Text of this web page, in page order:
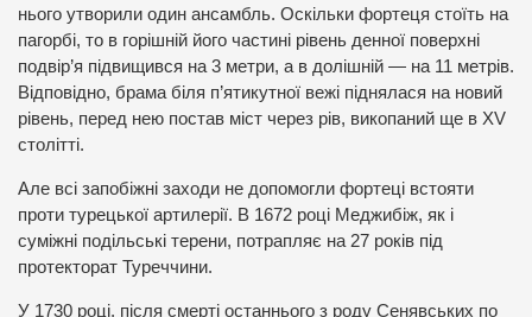
нього утворили один ансамбль. Оскільки фортеця стоїть на
пагорбі, то в горішній його частині рівень денної поверхні
подвір’я підвищився на 3 метри, а в долішній — на 11 метрів.
Відповідно, брама біля п’ятикутної вежі піднялася на новий
рівень, перед нею постав міст через рів, викопаний ще в XV
столітті.
Але всі запобіжні заходи не допомогли фортеці встояти
проти турецької артилерії. В 1672 році Меджибіж, як і
суміжні подільські терени, потрапляє на 27 років під
протекторат Туреччини.
У 1730 році, після смерті останнього з роду Сенявських по